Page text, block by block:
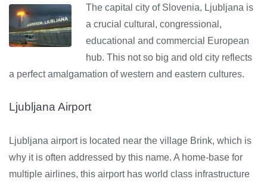
The capital city of Slovenia, Ljubljana is
a crucial cultural, congressional,
educational and commercial European
hub. This not so big and old city reflects
a perfect amalgamation of western and eastern cultures.
Ljubljana Airport
Ljubljana airport is located near the village Brink, which is
why it is often addressed by this name. A home-base for
multiple airlines, this airport has world class infrastructure